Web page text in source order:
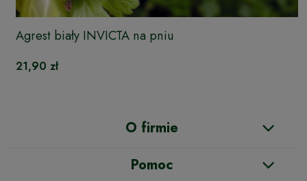
Agrest biały INVICTA na pniu
21,90 zł
O firmie
Pomoc